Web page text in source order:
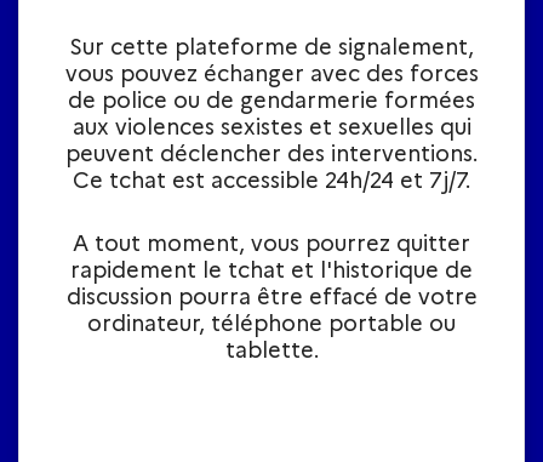
Sur cette plateforme de signalement,
vous pouvez échanger avec des forces
de police ou de gendarmerie formées
aux violences sexistes et sexuelles qui
peuvent déclencher des interventions.
Ce tchat est accessible 24h/24 et 7j/7.
A tout moment, vous pourrez quitter
rapidement le tchat et l'historique de
discussion pourra être effacé de votre
ordinateur, téléphone portable ou
tablette.​